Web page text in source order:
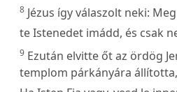
8 Jézus így válaszolt neki:
te Istenedet imádd, és csak
9 Ezután elvitte őt az ördög
templom párkányára